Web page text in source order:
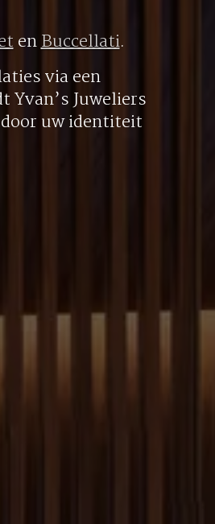
enBuccellati.
via een
Juweliers
uw identiteit